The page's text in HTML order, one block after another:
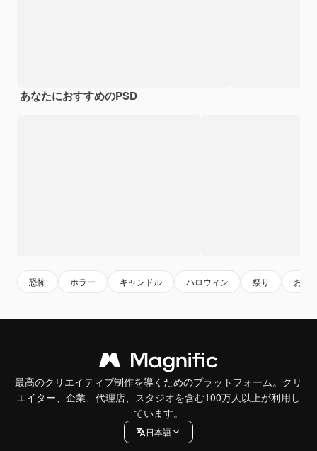
あなたにおすすめのPSD
恐怖 ホラー キャンドル ハロウィン 祭り お祝
最高のクリエイティブ制作を導くためのプラットフォーム。クリ
エイター、企業、代理店、スタジオを含む100万人以上が利用し
ています。
日本語